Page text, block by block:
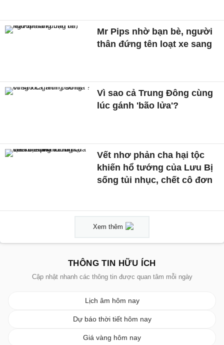
Mr Pips nhờ bạn bè, người
thân đứng tên loạt xe sang
Vì sao cả Trung Đông cùng
lúc gánh 'bão lửa'?
Vết nhơ phản cha hại tộc
khiến hổ tướng của Lưu Bị
sống tủi nhục, chết cô đơn
Xem thêm
THÔNG TIN HỮU ÍCH
Cập nhật nhanh các thông tin được quan tâm mỗi ngày
Lịch âm hôm nay
Dự báo thời tiết hôm nay
Giá vàng hôm nay